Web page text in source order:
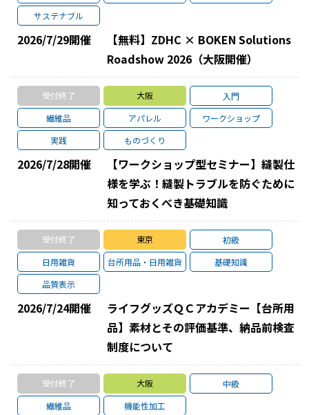
サステナブル
2026/7/29開催
【無料】ZDHC × BOKEN Solutions
Roadshow 2026（大阪開催）
受付終了 大阪
入門
繊維品
アパレル
ワークショップ
実践
ものづくり
2026/7/28開催
【ワークショップ型セミナー】縫製仕
様を学ぶ！縫製トラブルを防ぐために
知っておくべき基礎知識
受付終了 東京
初級
日用雑貨
台所用品・日用雑貨
基礎知識
品質表示
2026/7/24開催
ライフグッズＱＣアカデミー【台所用
品】素材とその評価基準、納品前検査
制度について
受付終了 大阪
中級
繊維品
機能性加工